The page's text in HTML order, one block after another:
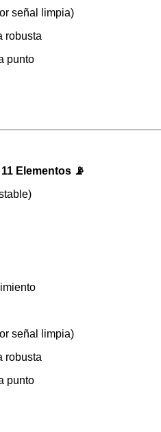
señal limpia)
robusta
punto
Elementos 📡
señal limpia)
robusta
punto